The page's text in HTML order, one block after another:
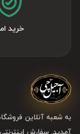
روش های
افتادن در بازار
احتمالا تصور
تازه تهیه کرد و
خرید
آمدید. سفارش